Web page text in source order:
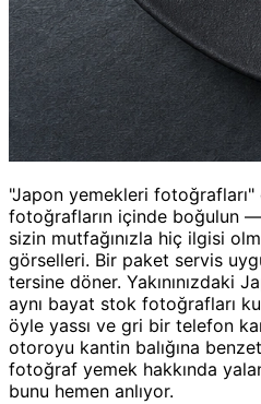
"Japon yemekleri
fotoğrafların içinde boğulun
sizin mutfağınızla hiç ilgisi
görselleri. Bir paket servis
tersine döner. Yakınınızdaki
aynı bayat stok fotoğrafları
öyle yassı ve gri bir telefon
otoroyu kantin balığına
fotoğraf yemek hakkında
bunu hemen anlıyor.